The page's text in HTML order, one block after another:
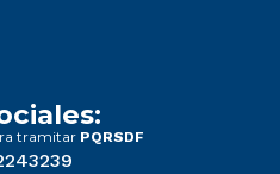
tramitar PQRSDF